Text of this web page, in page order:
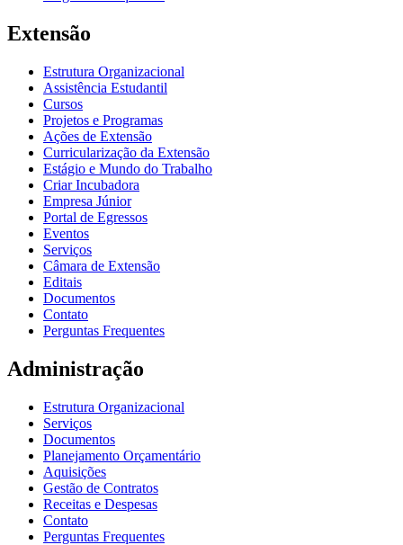
Extensão
Estrutura Organizacional
Assistência Estudantil
Cursos
Projetos e Programas
Ações de Extensão
Curricularização da Extensão
Estágio e Mundo do Trabalho
Criar Incubadora
Empresa Júnior
Portal de Egressos
Eventos
Serviços
Câmara de Extensão
Editais
Documentos
Contato
Perguntas Frequentes
Administração
Estrutura Organizacional
Serviços
Documentos
Planejamento Orçamentário
Aquisições
Gestão de Contratos
Receitas e Despesas
Contato
Perguntas Frequentes